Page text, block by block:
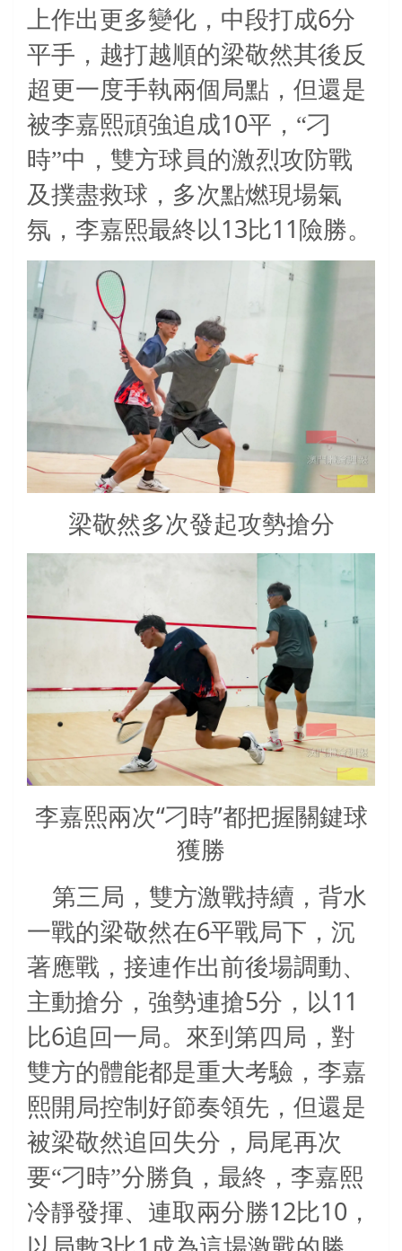
上作出更多變化，中段打成6分
平手，越打越順的梁敬然其後反
超更一度手執兩個局點，但還是
被李嘉熙頑強追成10平，“刁
時”中，雙方球員的激烈攻防戰
及撲盡救球，多次點燃現場氣
氛，李嘉熙最終以13比11 險勝。
梁敬然多次發起攻勢搶分
李嘉熙兩次“刁時”都把握關鍵球
獲勝
第三局，雙方激戰持續，背水
一戰的梁敬然在6平戰局下，沉
著應戰，接連作出前後場調動、
主動搶分，強勢連搶5分，以11
比6追回一局。來到第四局，對
雙方的體能都是重大考驗，李嘉
熙開局控制好節奏領先，但還是
被梁敬然追回失分，局尾再次
要“刁時”分勝負，最終，李嘉熙
冷靜發揮、連取兩分勝12比10 ，